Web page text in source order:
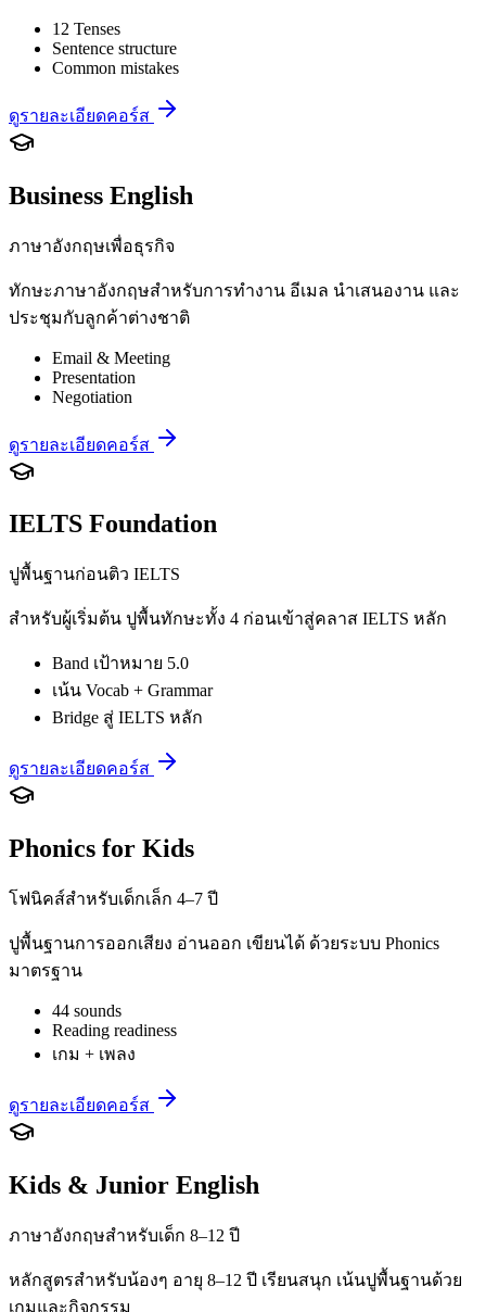
12 Tenses
Sentence structure
Common mistakes
ดูรายละเอียดคอร์ส
Business English
ภาษาอังกฤษเพื่อธุรกิจ
ทักษะภาษาอังกฤษสำหรับการทำงาน อีเมล นำเสนองาน และ
ประชุมกับลูกค้าต่างชาติ
Email & Meeting
Presentation
Negotiation
ดูรายละเอียดคอร์ส
IELTS Foundation
ปูพื้นฐานก่อนติว IELTS
สำหรับผู้เริ่มต้น ปูพื้นทักษะทั้ง 4 ก่อนเข้าสู่คลาส IELTS หลัก
Band เป้าหมาย 5.0
เน้น Vocab + Grammar
Bridge สู่ IELTS หลัก
ดูรายละเอียดคอร์ส
Phonics for Kids
โฟนิคส์สำหรับเด็กเล็ก 4–7 ปี
ปูพื้นฐานการออกเสียง อ่านออก เขียนได้ ด้วยระบบ Phonics
มาตรฐาน
44 sounds
Reading readiness
เกม + เพลง
ดูรายละเอียดคอร์ส
Kids & Junior English
ภาษาอังกฤษสำหรับเด็ก 8–12 ปี
หลักสูตรสำหรับน้องๆ อายุ 8–12 ปี เรียนสนุก เน้นปูพื้นฐานด้วย
เกมและกิจกรรม